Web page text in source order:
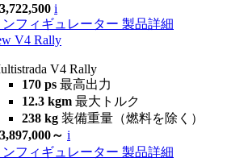
i
ンフィギュレーター 製品詳細
V4 Rally
V4 Rally
170 ps 最高出力
12.3 kgm 最大トルク
238 kg 装備重量（燃料を除く）
～ i
ンフィギュレーター 製品詳細